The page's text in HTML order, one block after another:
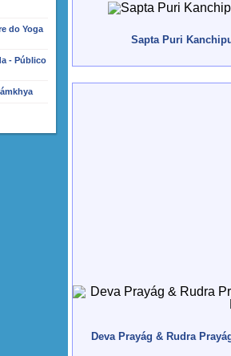
do Yoga
- Público
Sapta Puri
Deva Prayág & Rudra